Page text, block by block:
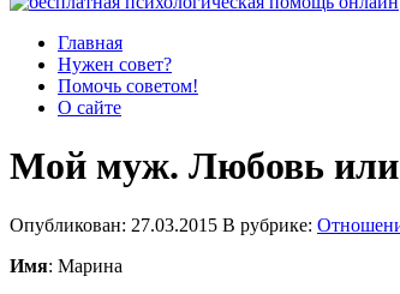
Главная
Нужен совет?
Помочь советом!
О сайте
Мой муж. Любовь или
Опубликован: 27.03.2015 В рубрике:
Имя: Марина